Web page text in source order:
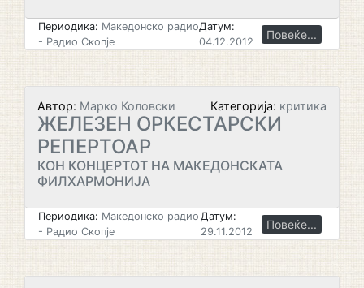
Периодика: Македонско радио
- Радио Скопје
Датум:
04.12.2012
Повеќе...
Автор: Марко Коловски Категорија: критика
ЖЕЛЕЗЕН ОРКЕСТАРСКИ
РЕПЕРТОАР
КОН КОНЦЕРТОТ НА МАКЕДОНСКАТА
ФИЛХАРМОНИЈА
Периодика: Македонско радио
- Радио Скопје
Датум:
29.11.2012
Повеќе...